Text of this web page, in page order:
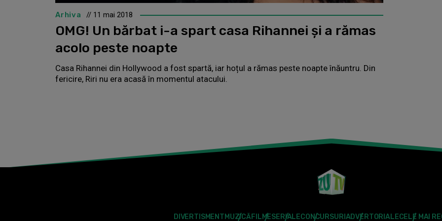
Arhiva // 11 mai 2018
OMG! Un bărbat i-a spart casa Rihannei și a rămas
acolo peste noapte
Casa Rihannei din Hollywood a fost spartă, iar hoțul a rămas peste noapte înăuntru. Din
fericire, Riri nu era acasă în momentul atacului.
DIVERTISMENT MUZICĂFILMESERIALECONCURSURI ADVERTORIALECELE MAI